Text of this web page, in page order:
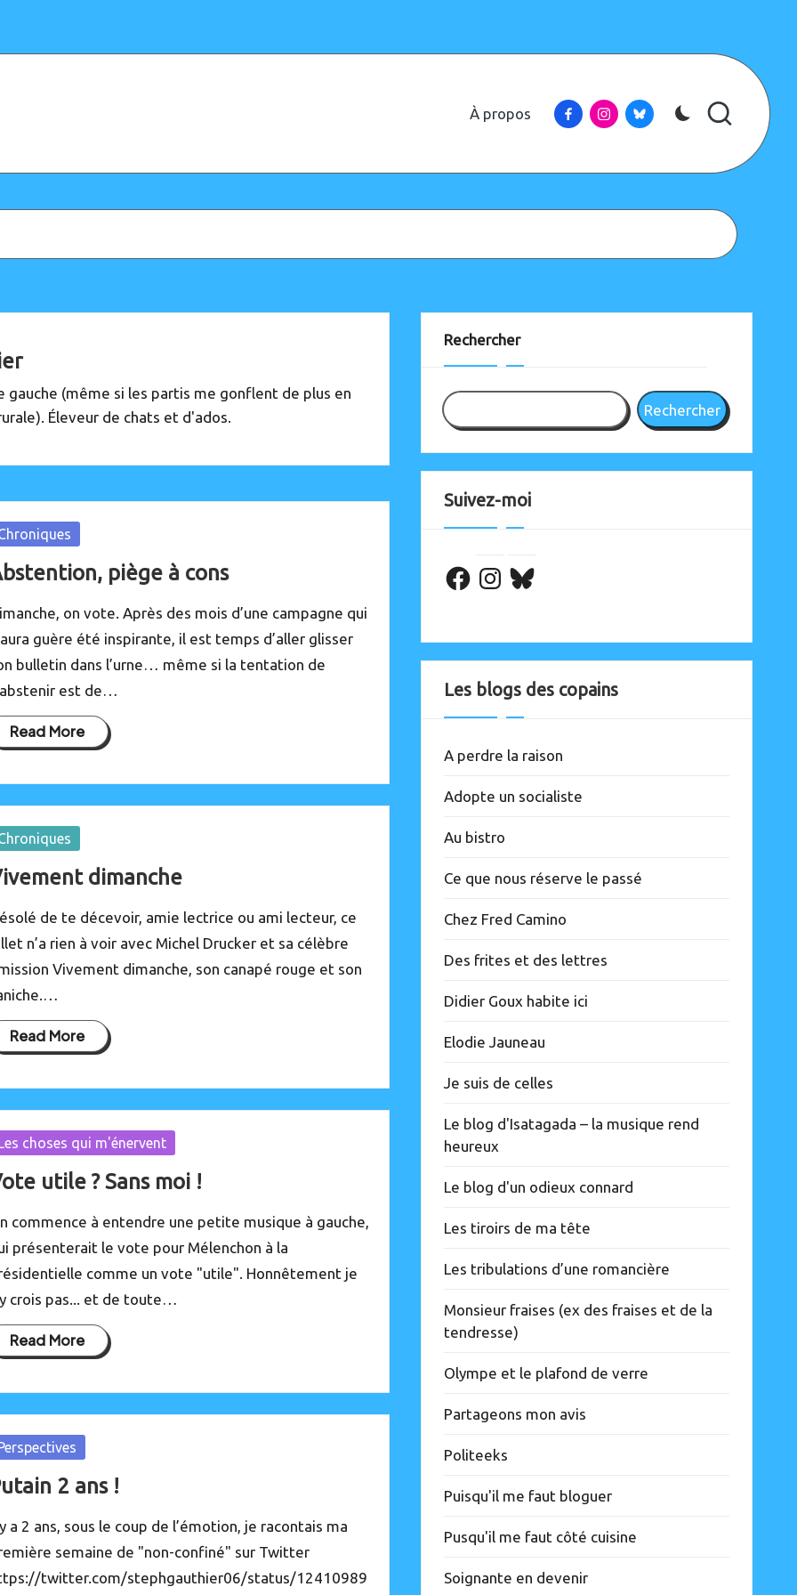
À propos FacebookInstagram
Bluesky
(même si les partis me gonflent de plus en
Éleveur de chats et d'ados.
piège à cons
on vote. Après des mois d’une campagne qui
guère été inspirante, il est temps d’aller glisser
bulletin dans l’urne… même si la tentation de
est de…
Read More
dimanche
de te décevoir, amie lectrice ou ami lecteur, ce
n’a rien à voir avec Michel Drucker et sa célèbre
Vivement dimanche, son canapé rouge et son
Read More
choses qui m'énervent
utile ? Sans moi !
commence à entendre une petite musique à gauche,
présenterait le vote pour Mélenchon à la
comme un vote "utile". Honnêtement je
crois pas... et de toute…
Read More
2 ans !
a 2 ans, sous le coup de l’émotion, je racontais ma
semaine de "non-confiné" sur Twitter
twitter.com/stephgauthier06/status/12410989
Rechercher
Rechercher
Suivez-moi
Facebook
Instagram
Les blogs des copains
A perdre la raison
Adopte un socialiste
Au bistro
Ce que nous réserve le passé
Chez Fred Camino
Des frites et des lettres
Didier Goux habite ici
Elodie Jauneau
Je suis de celles
Le blog d'Isatagada – la musique rend
heureux
Le blog d'un odieux connard
Les tiroirs de ma tête
Les tribulations d’une romancière
Monsieur fraises (ex des fraises et de la
tendresse)
Olympe et le plafond de verre
Partageons mon avis
Politeeks
Puisqu'il me faut bloguer
Pusqu'il me faut côté cuisine
Soignante en devenir